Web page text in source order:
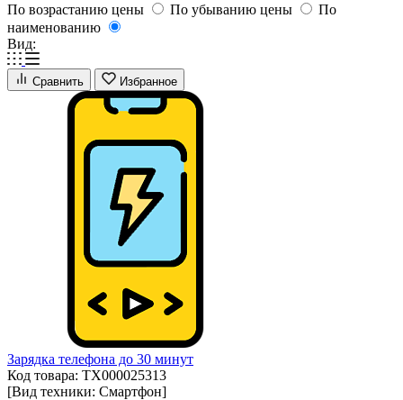
По возрастанию цены
По убыванию цены
По
наименованию
Вид:
Сравнить Избранное
Зарядка телефона до 30 минут
Код товара: ТХ000025313
[Вид техники: Смартфон]